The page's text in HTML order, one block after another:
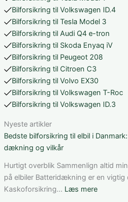
Bilforsikring til Volkswagen ID.4
Bilforsikring til Tesla Model 3
Bilforsikring til Audi Q4 e-tron
Bilforsikring til Skoda Enyaq iV
Bilforsikring til Peugeot 208
Bilforsikring til Citroen C3
Bilforsikring til Volvo EX30
Bilforsikring til Volkswagen T-Roc
Bilforsikring til Volkswagen ID.3
Nyeste artikler
Bedste bilforsikring til elbil i
dækning og vilkår
Hurtigt overblik Sammenlign altid
på elbiler Batteridækning er en vigtig
Kaskoforsikring… Læs mere: